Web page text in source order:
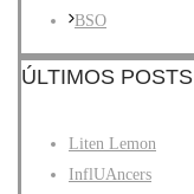
BSO
ÚLTIMOS POSTS
Liten Lemon
InflUAncers